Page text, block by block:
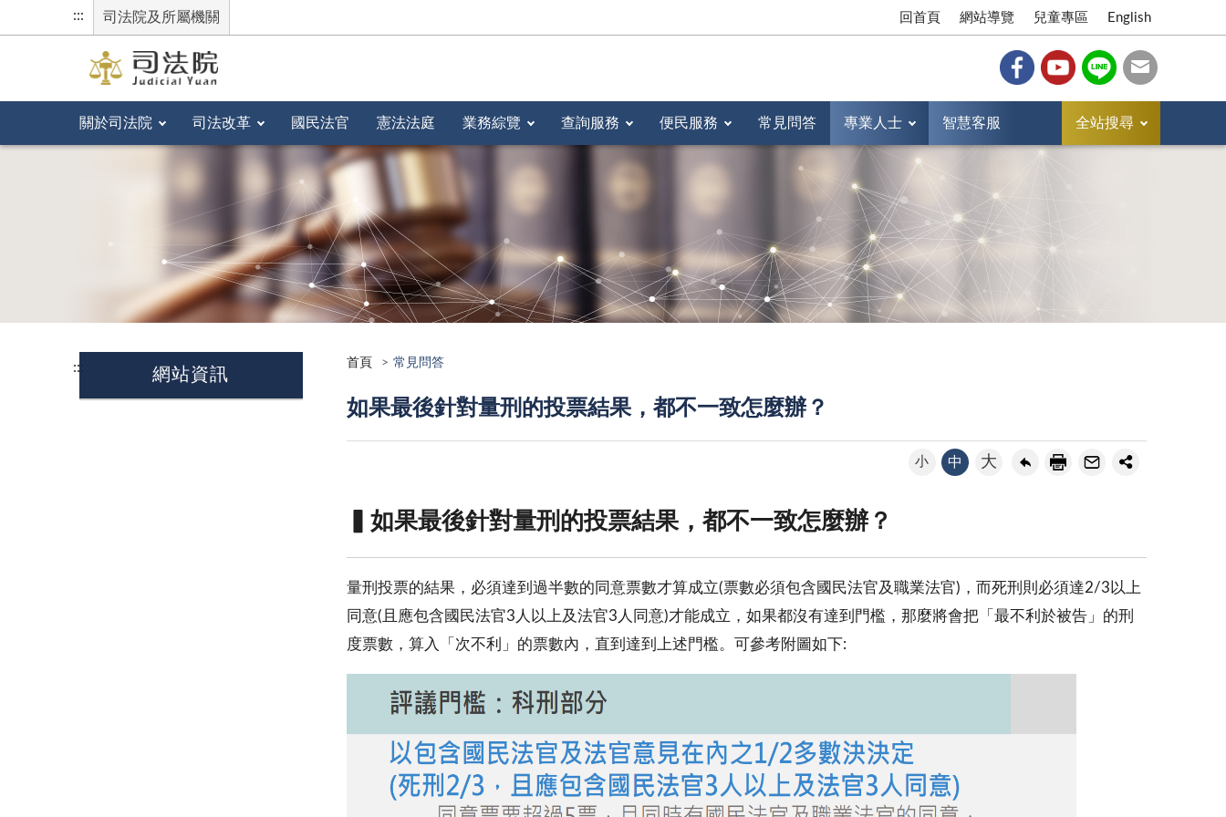
::: 司法院及所屬機關 回首頁 網站導覽 兒童專區 English
關於司法院 司法改革 國民法官 憲法法庭 業務綜覽 查詢服務 便民服務 常見問答 專業人士 智慧客服 全站搜尋
::: 網站資訊
首頁 常見問答
如果最後針對量刑的投票結果，都不一致怎麼辦？
小 中 大
▍如果最後針對量刑的投票結果，都不一致怎麼辦？
量刑投票的結果，必須達到過半數的同意票數才算成立(票數必須包含國民法官及職業法官)，而死刑則必須達2/3以上
同意(且應包含國民法官3人以上及法官3人同意)才能成立，如果都沒有達到門檻，那麼將會把「最不利於被告」的刑
度票數，算入「次不利」的票數內，直到達到上述門檻。可參考附圖如下: